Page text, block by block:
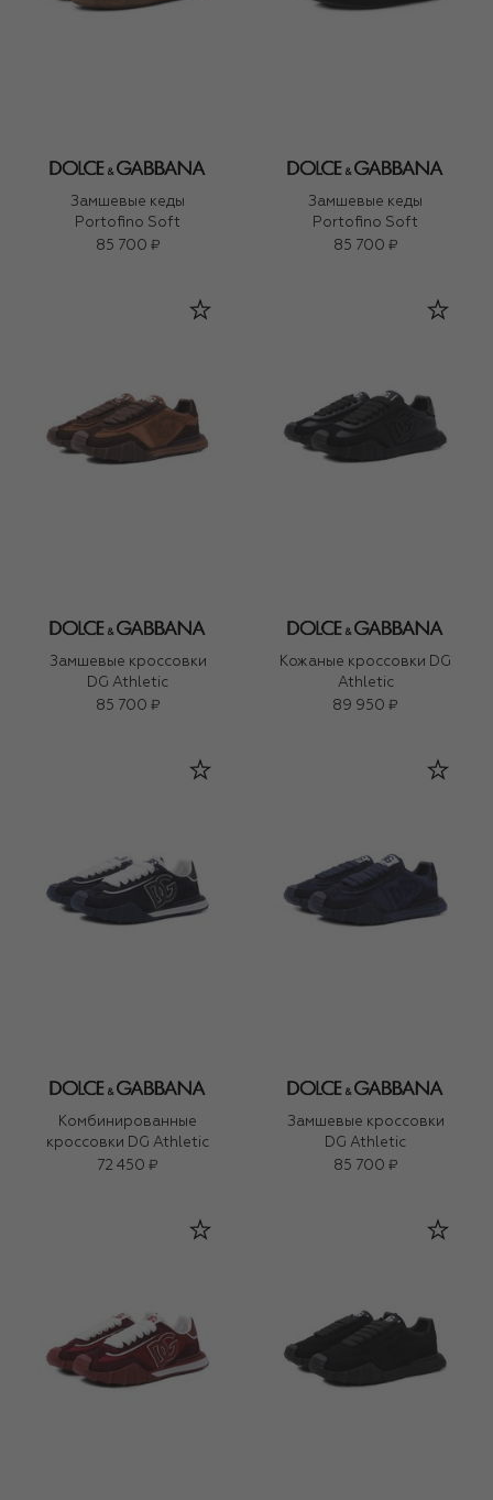
Замшевые кеды
Portofino Soft
85 700 ₽
Замшевые кеды
Portofino Soft
85 700 ₽
Замшевые кроссовки
DG Athletic
85 700 ₽
Кожаные кроссовки DG
Athletic
89 950 ₽
Комбинированные
кроссовки DG Athletic
72 450 ₽
Замшевые кроссовки
DG Athletic
85 700 ₽